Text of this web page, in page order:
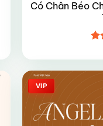
Có Chân Béo
VIP